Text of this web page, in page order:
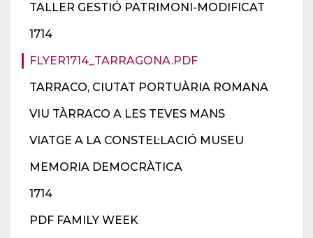
TALLER GESTIÓ PATRIMONI-MODIFICAT
1714
FLYER1714_TARRAGONA.PDF
TARRACO, CIUTAT PORTUÀRIA ROMANA
VIU TÀRRACO A LES TEVES MANS
VIATGE A LA CONSTEL·LACIÓ MUSEU
MEMORIA DEMOCRÀTICA
1714
PDF FAMILY WEEK